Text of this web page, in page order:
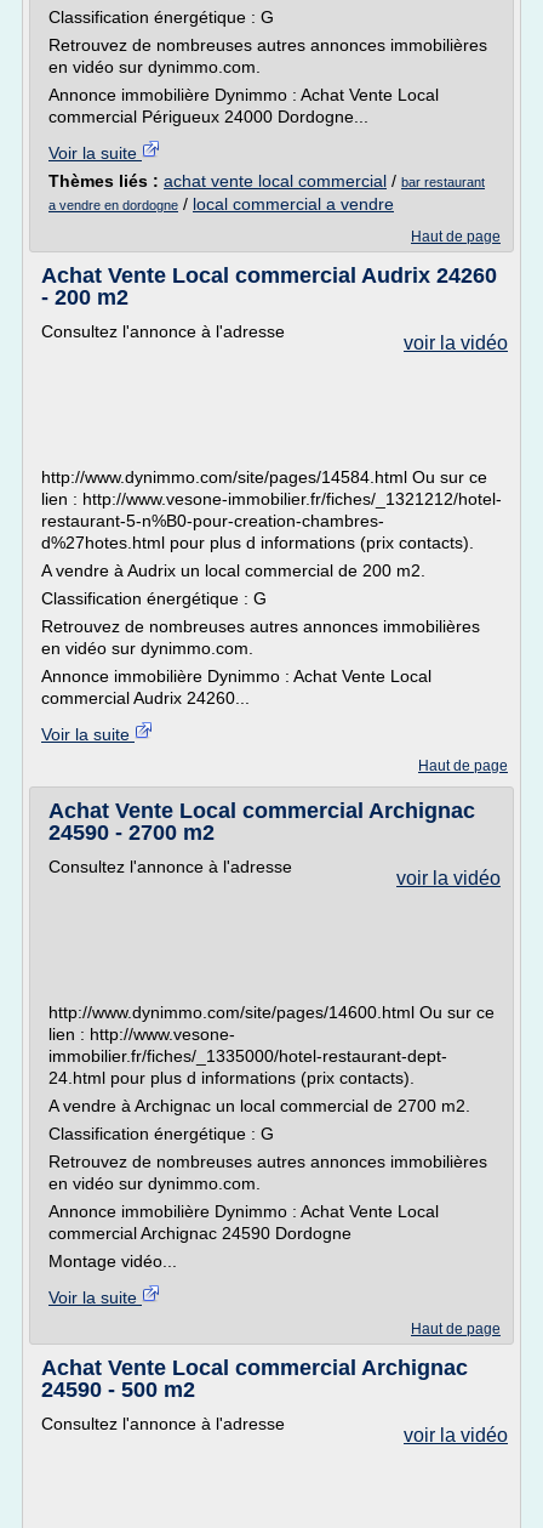
Classification énergétique : G
Retrouvez de nombreuses autres annonces immobilières
en vidéo sur dynimmo.com.
Annonce immobilière Dynimmo : Achat Vente Local
commercial Périgueux 24000 Dordogne...
Voir la suite
Thèmes liés : achat vente local commercial / bar restaurant
a vendre en dordogne / local commercial a vendre
Haut de page
Achat Vente Local commercial Audrix 24260
- 200 m2
voir la vidéo
Consultez l'annonce à l'adresse
http://www.dynimmo.com/site/pages/14584.html Ou sur ce
lien : http://www.vesone-immobilier.fr/fiches/_1321212/hotel-
restaurant-5-n%B0-pour-creation-chambres-
d%27hotes.html pour plus d informations (prix contacts).
A vendre à Audrix un local commercial de 200 m2.
Classification énergétique : G
Retrouvez de nombreuses autres annonces immobilières
en vidéo sur dynimmo.com.
Annonce immobilière Dynimmo : Achat Vente Local
commercial Audrix 24260...
Voir la suite
Haut de page
Achat Vente Local commercial Archignac
24590 - 2700 m2
voir la vidéo
Consultez l'annonce à l'adresse
http://www.dynimmo.com/site/pages/14600.html Ou sur ce
lien : http://www.vesone-
immobilier.fr/fiches/_1335000/hotel-restaurant-dept-
24.html pour plus d informations (prix contacts).
A vendre à Archignac un local commercial de 2700 m2.
Classification énergétique : G
Retrouvez de nombreuses autres annonces immobilières
en vidéo sur dynimmo.com.
Annonce immobilière Dynimmo : Achat Vente Local
commercial Archignac 24590 Dordogne
Montage vidéo...
Voir la suite
Haut de page
Achat Vente Local commercial Archignac
24590 - 500 m2
voir la vidéo
Consultez l'annonce à l'adresse